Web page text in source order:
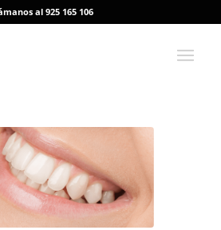
al 925 165 106